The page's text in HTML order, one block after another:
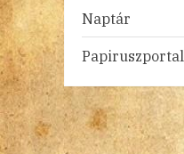
Naptár
Papiruszportal